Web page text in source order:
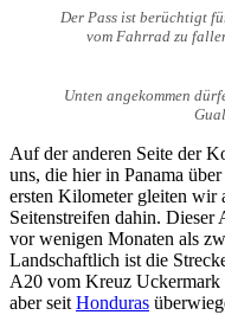
Der Pass ist berüchtigt
vom Fahrrad zu
Unten angekommen
Auf der anderen Seite der
uns, die hier in Panama
ersten Kilometer gleiten wir
Seitenstreifen dahin. Dieser
vor wenigen Monaten als
Landschaftlich ist die
A20 vom Kreuz Uckermark
aber seit Honduras